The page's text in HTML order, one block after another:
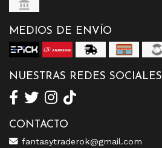
MEDIOS DE ENVÍO
NUESTRAS REDES SOCIALES
CONTACTO
fantasytraderok@gmail.com